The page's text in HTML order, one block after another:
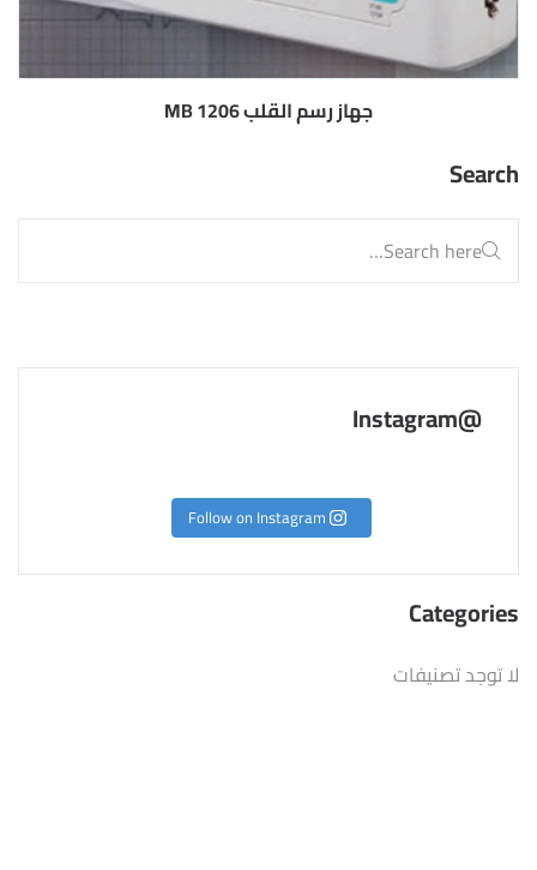
جهاز رسم القلب MB 1206
Search
@Instagram
Follow on Instagram
Categories
لا توجد تصنيفات